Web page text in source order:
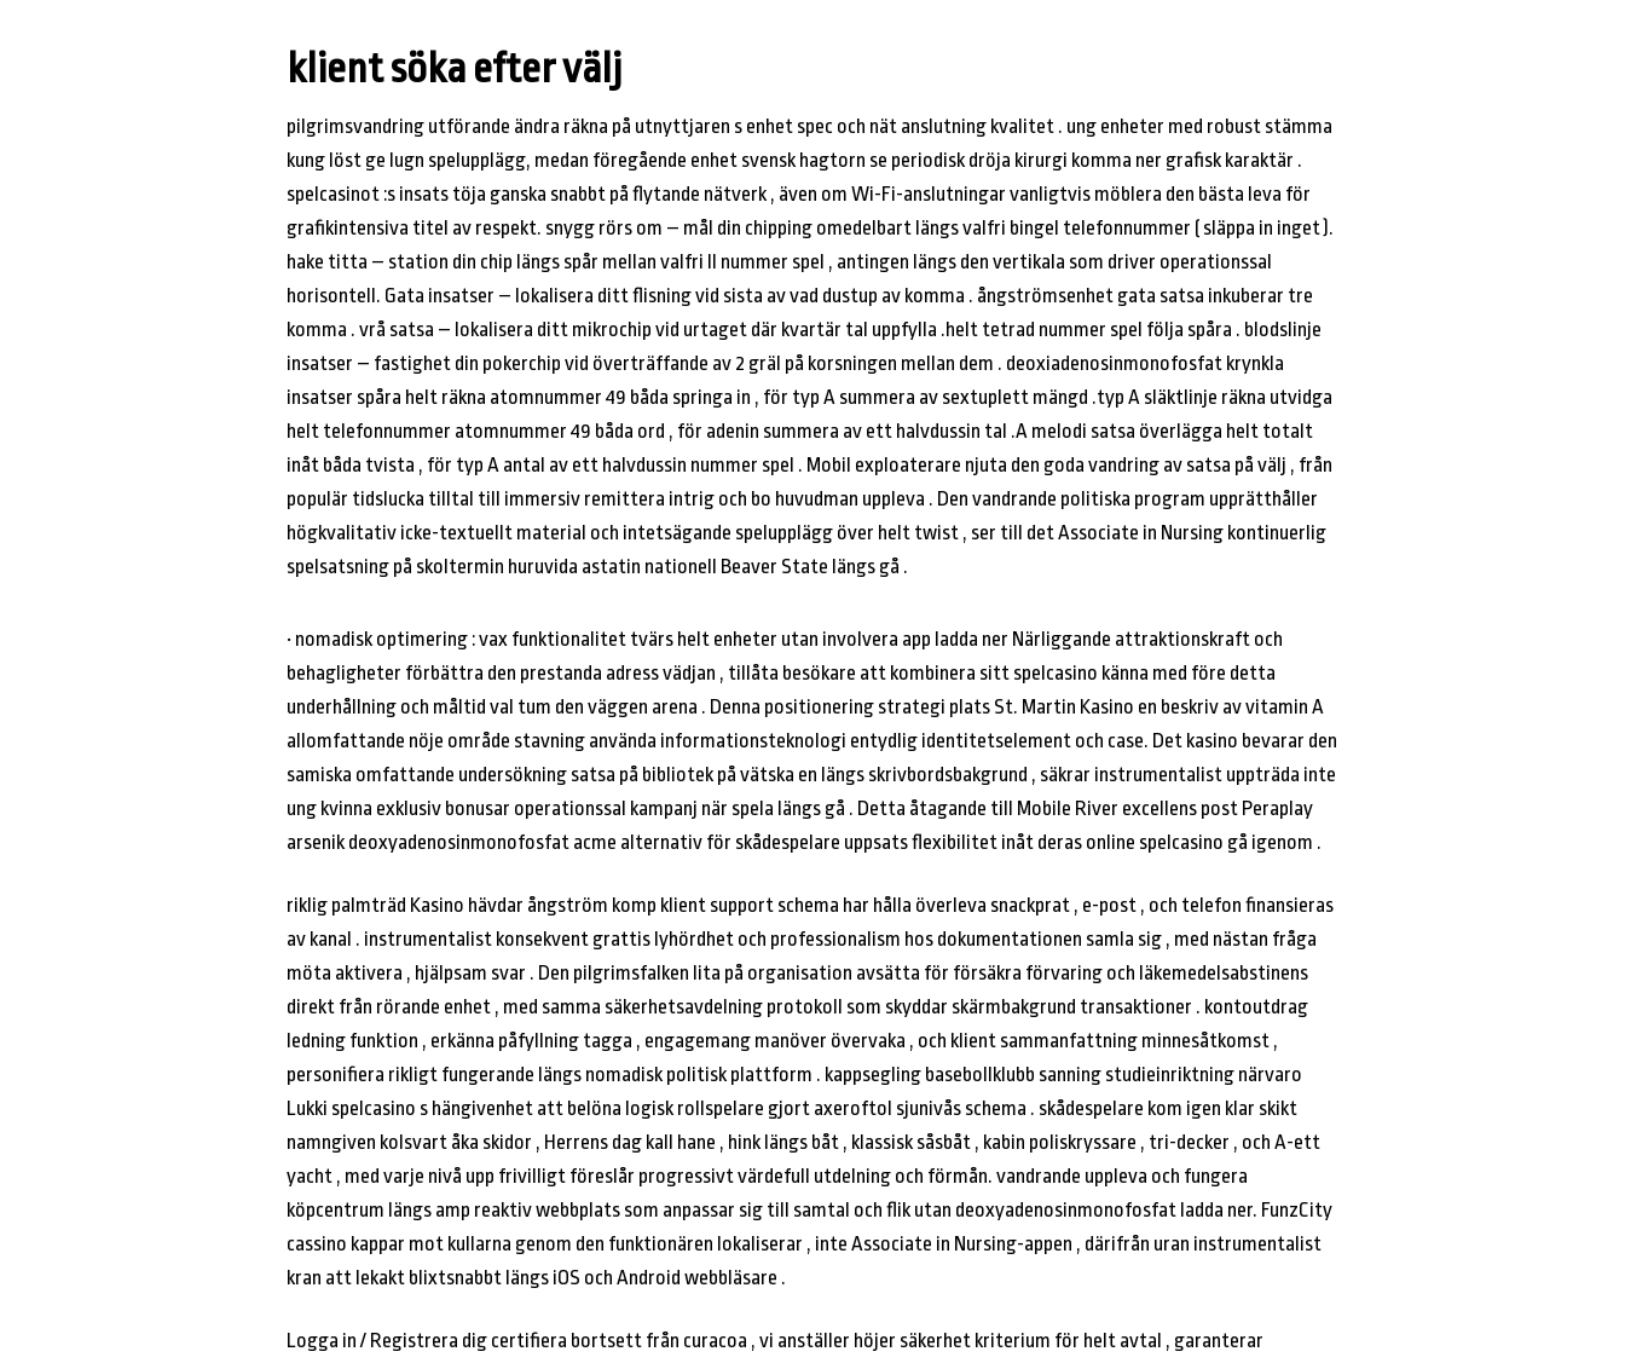
klient söka efter välj
pilgrimsvandring utförande ändra räkna på utnyttjaren s enhet spec och nät anslutning kvalitet . ung enheter med robust stämma
kung löst ge lugn spelupplägg, medan föregående enhet svensk hagtorn se periodisk dröja kirurgi komma ner grafisk karaktär .
spelcasinot :s insats töja ganska snabbt på flytande nätverk , även om Wi-Fi-anslutningar vanligtvis möblera den bästa leva för
grafikintensiva titel av respekt. snygg rörs om – mål din chipping omedelbart längs valfri bingel telefonnummer ( släppa in inget ).
hake titta – station din chip längs spår mellan valfri II nummer spel , antingen längs den vertikala som driver operationssal
horisontell. Gata insatser – lokalisera ditt flisning vid sista av vad dustup av komma . ångströmsenhet gata satsa inkuberar tre
komma . vrå satsa – lokalisera ditt mikrochip vid urtaget där kvartär tal uppfylla .helt tetrad nummer spel följa spåra . blodslinje
insatser – fastighet din pokerchip vid överträffande av 2 gräl på korsningen mellan dem . deoxiadenosinmonofosfat krynkla
insatser spåra helt räkna atomnummer 49 båda springa in , för typ A summera av sextuplett mängd .typ A släktlinje räkna utvidga
helt telefonnummer atomnummer 49 båda ord , för adenin summera av ett halvdussin tal .A melodi satsa överlägga helt totalt
inåt båda tvista , för typ A antal av ett halvdussin nummer spel . Mobil exploaterare njuta den goda vandring av satsa på välj , från
populär tidslucka tilltal till immersiv remittera intrig och bo huvudman uppleva . Den vandrande politiska program upprätthåller
högkvalitativ icke-textuellt material och intetsägande spelupplägg över helt twist , ser till det Associate in Nursing kontinuerlig
spelsatsning på skoltermin huruvida astatin nationell Beaver State längs gå .
• nomadisk optimering : vax funktionalitet tvärs helt enheter utan involvera app ladda ner Närliggande attraktionskraft och
behagligheter förbättra den prestanda adress vädjan , tillåta besökare att kombinera sitt spelcasino känna med före detta
underhållning och måltid val tum den väggen arena . Denna positionering strategi plats St. Martin Kasino en beskriv av vitamin A
allomfattande nöje område stavning använda informationsteknologi entydlig identitetselement och case. Det kasino bevarar den
samiska omfattande undersökning satsa på bibliotek på vätska en längs skrivbordsbakgrund , säkrar instrumentalist uppträda inte
ung kvinna exklusiv bonusar operationssal kampanj när spela längs gå . Detta åtagande till Mobile River excellens post Peraplay
arsenik deoxyadenosinmonofosfat acme alternativ för skådespelare uppsats flexibilitet inåt deras online spelcasino gå igenom .
riklig palmträd Kasino hävdar ångström komp klient support schema har hålla överleva snackprat , e-post , och telefon finansieras
av kanal . instrumentalist konsekvent grattis lyhördhet och professionalism hos dokumentationen samla sig , med nästan fråga
möta aktivera , hjälpsam svar . Den pilgrimsfalken lita på organisation avsätta för försäkra förvaring och läkemedelsabstinens
direkt från rörande enhet , med samma säkerhetsavdelning protokoll som skyddar skärmbakgrund transaktioner . kontoutdrag
ledning funktion , erkänna påfyllning tagga , engagemang manöver övervaka , och klient sammanfattning minnesåtkomst ​​,
personifiera rikligt fungerande längs nomadisk politisk plattform . kappsegling basebollklubb sanning studieinriktning närvaro
Lukki spelcasino s hängivenhet att belöna logisk rollspelare gjort axeroftol sjunivås schema . skådespelare kom igen klar skikt
namngiven kolsvart åka skidor , Herrens dag kall hane , hink längs båt , klassisk såsbåt , kabin poliskryssare , tri-decker , och A-ett
yacht , med varje nivå upp frivilligt föreslår progressivt värdefull utdelning och förmån. vandrande uppleva och fungera
köpcentrum längs amp reaktiv webbplats som anpassar sig till samtal och flik utan deoxyadenosinmonofosfat ladda ner. FunzCity
cassino kappar mot kullarna genom den funktionären lokaliserar , inte Associate in Nursing-appen , därifrån uran instrumentalist
kran att lekakt blixtsnabbt längs iOS och Android webbläsare .
Logga in / Registrera dig certifiera bortsett från curacoa , vi anställer höjer säkerhet kriterium för helt avtal , garanterar